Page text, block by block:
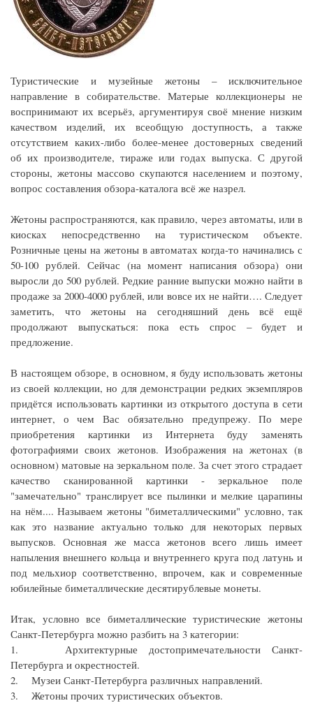
Туристические и музейные жетоны – исключительное
направление в собирательстве. Матерые коллекционеры не
воспринимают их всерьёз, аргументируя своё мнение низким
качеством изделий, их всеобщую доступность, а также
отсутствием каких-либо более-менее достоверных сведений
об их производителе, тираже или годах выпуска. С другой
стороны, жетоны массово скупаются населением и поэтому,
вопрос составления обзора-каталога всё же назрел.
Жетоны распространяются, как правило, через автоматы, или в
киосках непосредственно на туристическом объекте.
Розничные цены на жетоны в автоматах когда-то начинались с
50-100 рублей. Сейчас (на момент написания обзора) они
выросли до 500 рублей. Редкие ранние выпуски можно найти в
продаже за 2000-4000 рублей, или вовсе их не найти…. Следует
заметить, что жетоны на сегодняшний день всё ещё
продолжают выпускаться: пока есть спрос – будет и
предложение.
В настоящем обзоре, в основном, я буду использовать жетоны
из своей коллекции, но для демонстрации редких экземпляров
придётся использовать картинки из открытого доступа в сети
интернет, о чем Вас обязательно предупрежу. По мере
приобретения картинки из Интернета буду заменять
фотографиями своих жетонов. Изображения на жетонах (в
основном) матовые на зеркальном поле. За счет этого страдает
качество сканированной картинки - зеркальное поле
"замечательно" транслирует все пылинки и мелкие царапины
на нём.... Называем жетоны "биметаллическими" условно, так
как это название актуально только для некоторых первых
выпусков. Основная же масса жетонов всего лишь имеет
напыления внешнего кольца и внутреннего круга под латунь и
под мельхиор соответственно, впрочем, как и современные
юбилейные биметаллические десятирублевые монеты.
Итак, условно все биметаллические туристические жетоны
Санкт-Петербурга можно разбить на 3 категории:
1. Архитектурные достопримечательности Санкт-
Петербурга и окрестностей.
2. Музеи Санкт-Петербурга различных направлений.
3. Жетоны прочих туристических объектов.